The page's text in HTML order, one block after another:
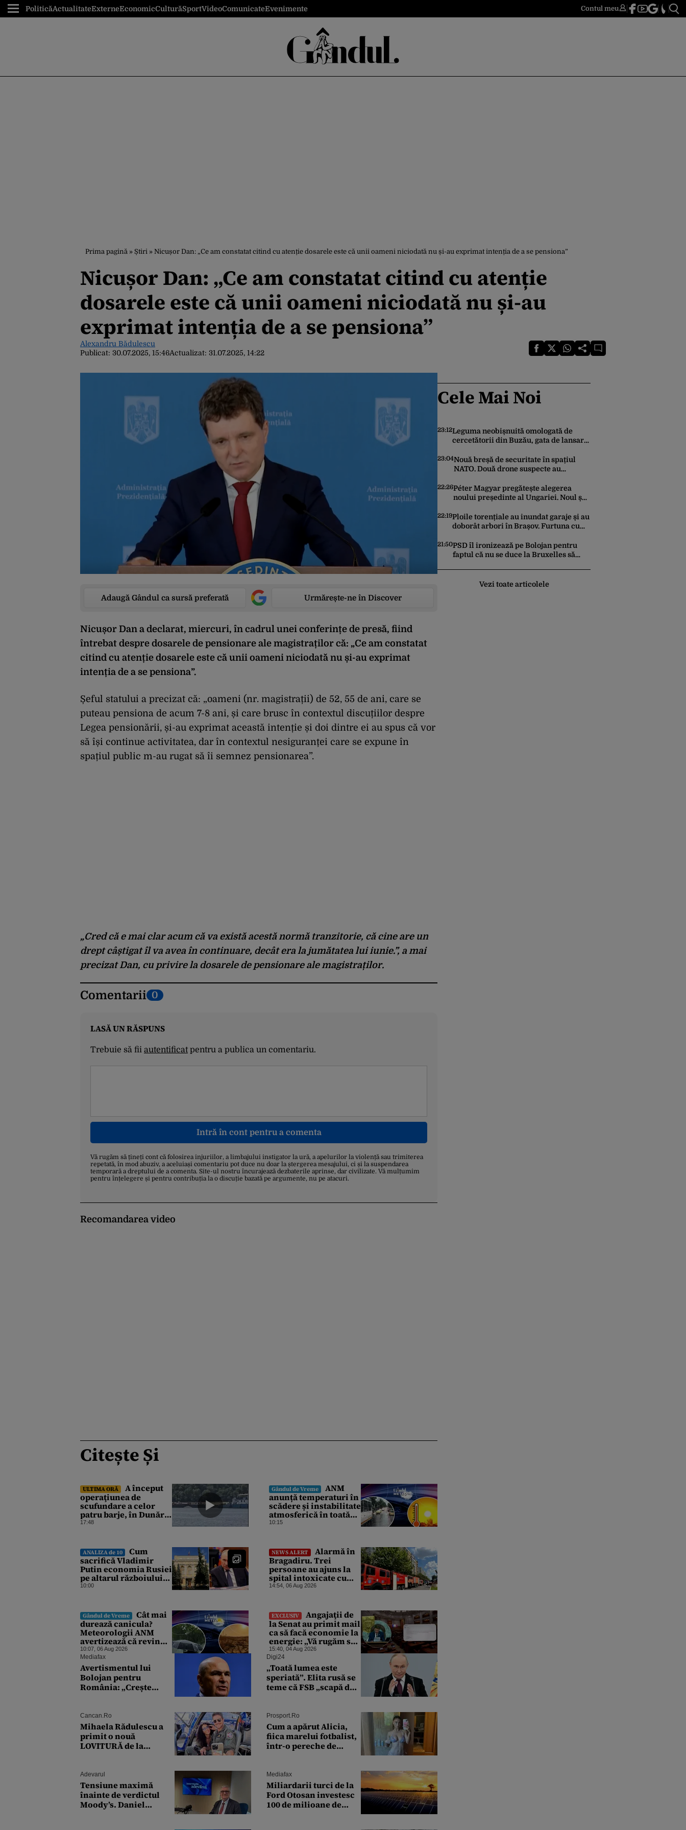
PoliticăActualitateExterneEconomicCulturăSportVideoComunicateEvenimente Contul meu
Prima pagină » Știri » Nicușor Dan: „Ce am constatat citind cu atenție dosarele este că unii oameni niciodată nu și-au exprimat intenția de a se pensiona”
Nicușor Dan: „Ce am constatat citind cu atenție
dosarele este că unii oameni niciodată nu și-au
exprimat intenția de a se pensiona”
Alexandru Bădulescu
Publicat: 30.07.2025, 15:46Actualizat: 31.07.2025, 14:22
Adaugă Gândul ca sursă preferată Urmărește-ne în Discover
Nicușor Dan a declarat, miercuri, în cadrul unei conferințe de presă, fiind
întrebat despre dosarele de pensionare ale magistraților că: „Ce am constatat
citind cu atenție dosarele este că unii oameni niciodată nu și-au exprimat
intenția de a se pensiona”.
Șeful statului a precizat că: „oameni (nr. magistrații) de 52, 55 de ani, care se
puteau pensiona de acum 7-8 ani, și care brusc în contextul discuțiilor despre
Legea pensionării, și-au exprimat această intenție și doi dintre ei au spus că vor
să își continue activitatea, dar în contextul nesiguranței care se expune în
spațiul public m-au rugat să îi semnez pensionarea”.
„Cred că e mai clar acum că va există acestă normă tranzitorie, că cine are un
drept câștigat îl va avea în continuare, decât era la jumătatea lui iunie.”, a mai
precizat Dan, cu privire la dosarele de pensionare ale magistraților.
Comentarii 0
LASĂ UN RĂSPUNS
Trebuie să fii autentificatpentru a publica un comentariu.
Intră în cont pentru a comenta
Vă rugăm să țineți cont că folosirea injuriilor, a limbajului instigator la ură, a apelurilor la violență sau trimiterea
repetată, în mod abuziv, a aceluiași comentariu pot duce nu doar la ștergerea mesajului, ci și la suspendarea
temporară a dreptului de a comenta. Site-ul nostru încurajează dezbaterile aprinse, dar civilizate. Vă mulțumim
pentru înțelegere și pentru contribuția la o discuție bazată pe argumente, nu pe atacuri.
Recomandarea video
Citește Și
ULTIMA ORĂ
A început
operaţiunea de
scufundare a celor
patru barje, în Dunăre,
pentru creşterea
17:48
Gândul de Vreme
ANM
anunță temperaturi în
scădere și instabilitate
atmosferică în toată
țara. Cum va fi vremea
10:15
ANALIZA de 10
Cum
sacrifică Vladimir
Putin economia Rusiei
pe altarul războiului.
Atlantic Council: O
să apeleze la ultimele
resurse ale Băncii
Centrale
10:00
NEWS ALERT
Alarmă în
Bragadiru. Trei
persoane au ajuns la
spital intoxicate cu
gaze
14:54, 06 Aug 2026
Gândul de Vreme
Cât mai
durează canicula?
Meteorologii ANM
avertizează că revin
vijeliile și ploile
torențiale. Care sunt
zonele vizate,
începând chiar de azi
10:07, 06 Aug 2026
EXCLUSIV
Angajaţii de
la Senat au primit mail
ca să facă economie la
energie: „Vă rugăm să
opriţi aparatele de aer
condiţionat la
sfârşitul programului”
15:40, 04 Aug 2026
Mediafax
Avertismentul lui
Bolojan pentru
România: „Crește
Digi24
„Toată lumea este
speriată”. Elita rusă se
teme că FSB „scapă de
serviciului
Cancan.ro
Mihaela Rădulescu a
primit o nouă
LOVITURĂ de la
ȘTEARSĂ complet din
Prosport.ro
Cum a apărut Alicia,
fiica marelui fotbalist,
într-o pereche de
superbă!”
Adevarul
Tensiune maximă
înainte de verdictul
Moody’s. Daniel
Mediafax
Miliardarii turci de la
Ford Otosan investesc
100 de milioane de
Cele Mai Noi
23:12Leguma neobișnuită omologată de
cercetătorii din Buzău, gata de lansare
unde provine soiul
23:04Nouă breșă de securitate în spațiul
NATO. Două drone suspecte au
22:26Péter Magyar pregătește alegerea
noului președinte al Ungariei. Noul șef
Parlament
22:19Ploile torențiale au inundat garaje și au
doborât arbori în Brașov. Furtuna cu
21:50PSD îl ironizează pe Bolojan pentru
faptul că nu se duce la Bruxelles să
afară translatorii”
Vezi toate articolele